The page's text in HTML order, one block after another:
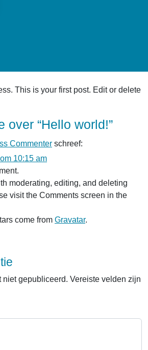
This is your first post. Edit or delete
over “Hello world!”
Commenter schreef:
10:15 am
moderating, editing, and deleting
visit the Comments screen in the
come from Gravatar.
niet gepubliceerd. Vereiste velden zijn